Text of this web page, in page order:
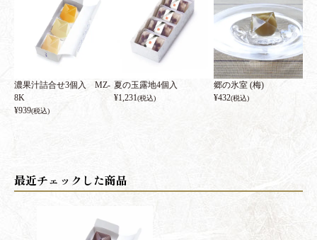
濃果汁詰合せ3個入 MZ-
8K
¥939(税込)
夏の玉露地4個入
¥1,231(税込)
郷の氷室 (梅)
¥432(税込)